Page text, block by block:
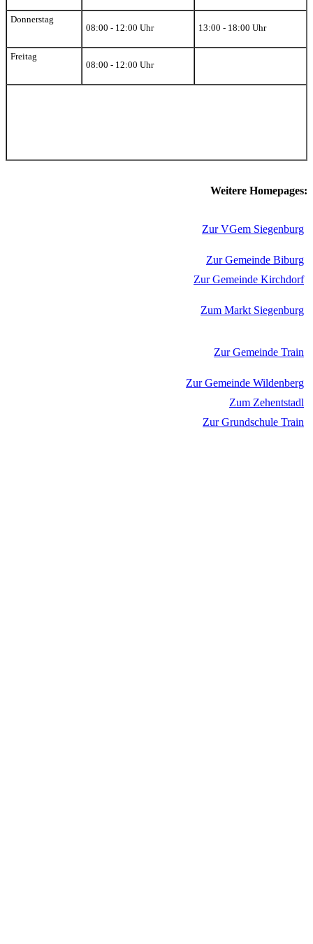
Donnerstag
08:00 - 12:00 Uhr
13:00 - 18:00 Uhr
Freitag
08:00 - 12:00 Uhr
Weitere Homepages:
Zur VGem Siegenburg
Zur Gemeinde Biburg
Zur Gemeinde Kirchdorf
Zum Markt Siegenburg
Zur Gemeinde Train
Zur Gemeinde Wildenberg
Zum Zehentstadl
Zur Grundschule Train